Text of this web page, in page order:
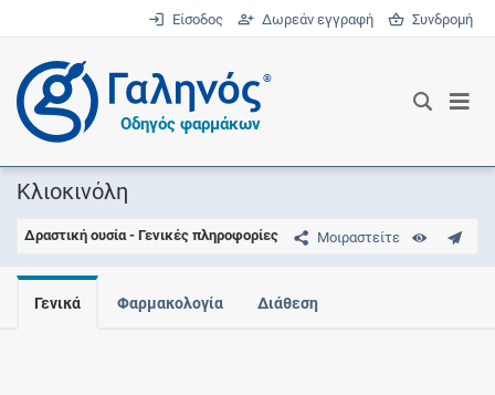
Είσοδος Δωρεάν εγγραφή Συνδρομή
®
Οδηγός φαρμάκων
Κλιοκινόλη
Μοιραστείτε
Δραστική ουσία - Γενικές πληροφορίες
Γενικά Φαρμακολογία Διάθεση